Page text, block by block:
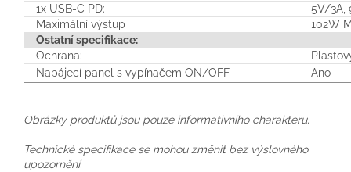
1x USB-C PD:
5V/3A,
Maximální výstup
102W
Ostatní specifikace:
Ochrana:
Napájecí panel s vypínačem ON/OFF
Ano
Obrázky produktů jsou pouze informativního charakteru.
Technické specifikace se mohou změnit bez výslovného
upozornění.